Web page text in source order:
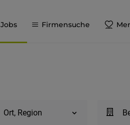
Jobs Firmensuche
Ort, Region